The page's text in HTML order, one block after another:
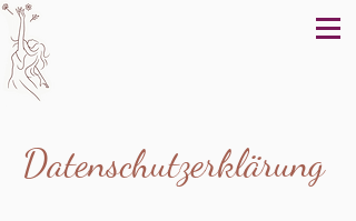
Datenschutzerklärung